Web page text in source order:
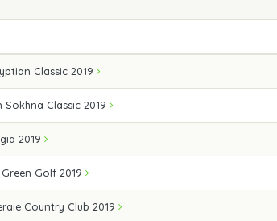
Classic 2019
Sokhna Classic 2019
2019
Golf 2019
Country Club 2019